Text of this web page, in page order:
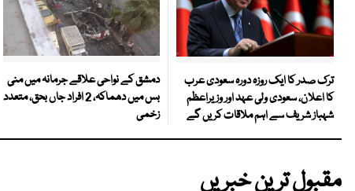
ترک صدر کا ایک روزہ دورہ سعودی عرب
کا اعلان، سعودی ولی عہد اور وزیراعظم
شہباز شریف سے اہم ملاقات کریں گے
دمشق کے نواحی علاقے جرمانہ میں منی
بس میں دھماکہ، 2 افراد جاں بحق، متعدد
زخمی
مقبول ترین خبریں